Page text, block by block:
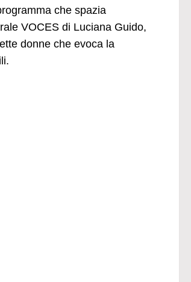
che spazia
VOCES di Luciana Guido,
donne che evoca la